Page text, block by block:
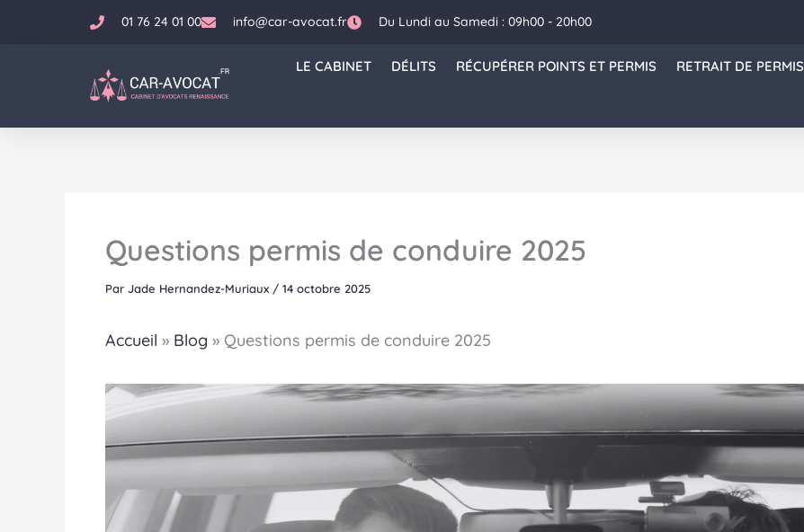
01 76 24 01 00 info@car-avocat.fr Du Lundi au Samedi : 09h00 - 20h00
LE CABINET DÉLITS RÉCUPÉRER POINTS ET PERMIS RETRAIT DE PERMIS
Questions permis de conduire 2025
Par Jade Hernandez-Muriaux / 14 octobre 2025
Accueil » Blog » Questions permis de conduire 2025